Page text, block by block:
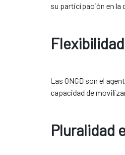
su participación en la
Las ONGD son el
capacidad de
Pluralidad